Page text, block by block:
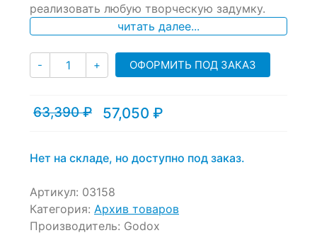
реализовать любую творческую задумку.
читать далее...
- Количество
+ ОФОРМИТЬ ПОД ЗАКАЗ
63,390₽
Первоначальная
63,390 ₽.
57,050 ₽
Текущая
Нет на складе, но доступно под заказ.
Артикул: 03158
Категория: Архив товаров
Производитель: Godox